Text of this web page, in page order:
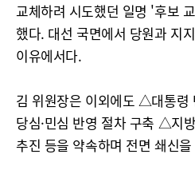
교체하려 시도했던 일명 '후보
했다. 대선 국면에서 당원과 지
이유에서다.
김 위원장은 이외에도 △대통
당심·민심 반영 절차 구축 △지
추진 등을 약속하며 전면 쇄신